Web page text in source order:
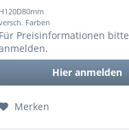
H120D80mm
Farben
Für Preisinformationen bitte
.
Hier anmelden
Merken